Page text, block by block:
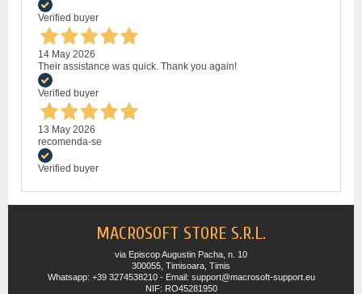
Verified buyer
14 May 2026
Their assistance was quick. Thank you again!
Verified buyer
13 May 2026
recomenda-se
Verified buyer
MACROSOFT STORE S.R.L.
via Episcop Augustin Pacha, n. 10
300055, Timisoara, Timis
Whatsapp: +39 3274538210 - Email: support@macrosoft-support.eu
NIF: RO45281950